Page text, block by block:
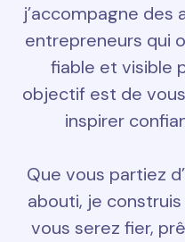
j’accompagne des
entrepreneurs qui
fiable et visible
objectif est de
inspirer
Que vous partiez
abouti, je
vous serez fier,